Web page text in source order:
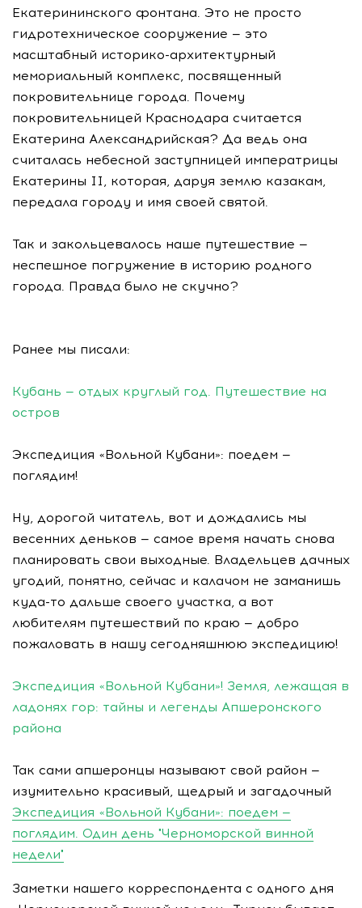
Екатерининского фонтана. Это не просто
гидротехническое сооружение — это
масштабный историко-архитектурный
мемориальный комплекс, посвященный
покровительнице города. Почему
покровительницей Краснодара считается
Екатерина Александрийская? Да ведь она
считалась небесной заступницей императрицы
Екатерины II, которая, даруя землю казакам,
передала городу и имя своей святой.
Так и закольцевалось наше путешествие —
неспешное погружение в историю родного
города. Правда было не скучно?
Ранее мы писали:
Кубань — отдых круглый год. Путешествие на
остров
Экспедиция «Вольной Кубани»: поедем —
поглядим!
Ну, дорогой читатель, вот и дождались мы
весенних деньков — самое время начать снова
планировать свои выходные. Владельцев дачных
угодий, понятно, сейчас и калачом не заманишь
куда-то дальше своего участка, а вот
любителям путешествий по краю — добро
пожаловать в нашу сегодняшнюю экспедицию!
Экспедиция «Вольной Кубани»! Земля, лежащая в
ладонях гор: тайны и легенды Апшеронского
района
Так сами апшеронцы называют свой район —
изумительно красивый, щедрый и загадочный
Экспедиция «Вольной Кубани»: поедем —
поглядим. Один день "Черноморской винной
недели"
Заметки нашего корреспондента с одного дня